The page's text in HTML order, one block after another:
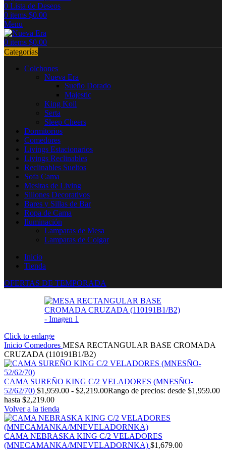
0 Lista de Deseos
0 items $0.00
Menu
0 items $0.00
Categorías
Colchones
Nueva Era
Sueño Dorado
Majestic
King Koil
Serta
Sleep Cheers
Dormitorios
Comedores
Livings Estacionarios
Livings Reclinables
Reclinables Sueltos
Sofa Cama
Mesitas de Living
Sillones Decorativos
Bares y Sillas de Bar
Ropa de Cama
Iluminación
Lamparas de Mesa
Lamparas de Colgar
Inicio
Tienda
OFERTAS DE TEMPORADA
Click to enlarge
Inicio Comedores MESA RECTANGULAR BASE CROMADA
CRUZADA (110191B1/B2)
CAMA SUREÑO KING C/2 VELADORES (MNESÑO-
52/62/70) $1,959.00 - $2,219.00Rango de precios: desde $1,959.00
hasta $2,219.00
Volver a la tienda
CAMA NEBRASKA KING C/2 VELADORES
(MNECAMANKA/MNEVELADORNKA) $1,679.00